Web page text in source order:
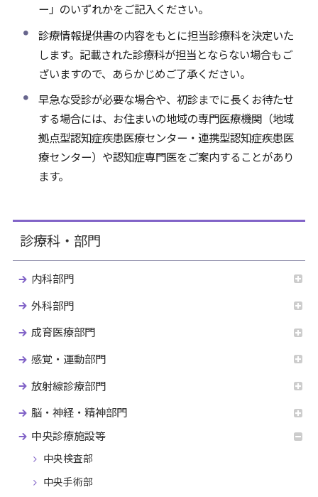
ー」のいずれかをご記入ください。
診療情報提供書の内容をもとに担当診療科を決定いた
します。記載された診療科が担当とならない場合もご
ざいますので、あらかじめご了承ください。
早急な受診が必要な場合や、初診までに長くお待たせ
する場合には、お住まいの地域の専門医療機関（地域
拠点型認知症疾患医療センター・連携型認知症疾患医
療センター）や認知症専門医をご案内することがあり
ます。
診療科・部門
内科部門
外科部門
成育医療部門
感覚・運動部門
放射線診療部門
脳・神経・精神部門
中央診療施設等
中央検査部
中央手術部